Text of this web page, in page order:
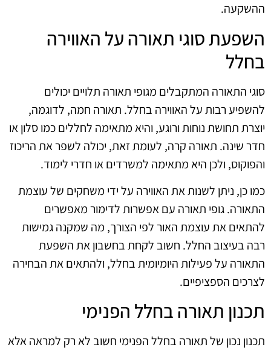
ההשקעה.
השפעת סוגי תאורה על האווירה
בחלל
סוגי התאורה המתקבלים מגופי תאורה תלויים יכולים
להשפיע רבות על האווירה בחלל. תאורה חמה, לדוגמה,
יוצרת תחושת נוחות ורוגע, והיא מתאימה לחללים כמו סלון או
חדר שינה. תאורה קרה, לעומת זאת, יכולה לשפר את הריכוז
והפוקוס, ולכן היא מתאימה למשרדים או חדרי לימוד.
כמו כן, ניתן לשנות את האווירה על ידי משחקים של עוצמת
התאורה. גופי תאורה עם אפשרות לדימור מאפשרים
להתאים את עוצמת האור לפי הצורך, מה שמקנה גמישות
רבה בעיצוב החלל. חשוב לקחת בחשבון את השפעת
התאורה על פעילות היומיומית בחלל, ולהתאים את הבחירה
לצרכים הספציפיים.
תכנון תאורה בחלל הפנימי
תכנון נכון של תאורה בחלל הפנימי חשוב לא רק למראה אלא